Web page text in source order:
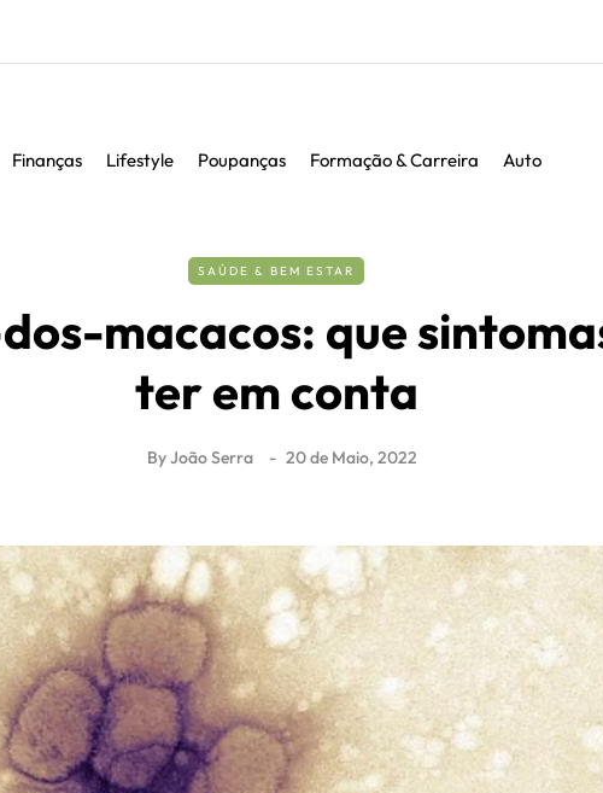
Finanças Lifestyle Poupanças Formação & Carreira Auto
SAÚDE & BEM ESTAR
macacos: que
ter em conta
ByJoão Serra 20 de Maio, 2022